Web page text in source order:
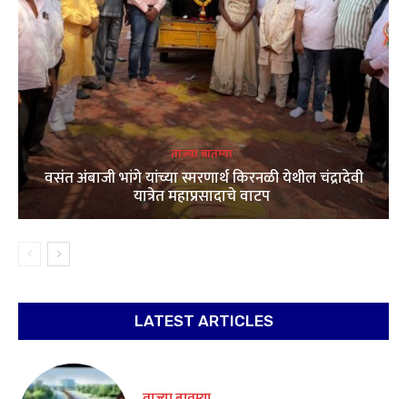
ताज्या बातम्या
वसंत अंबाजी भांगे यांच्या स्मरणार्थ किरनळी येथील चंद्रादेवी
यात्रेत महाप्रसादाचे वाटप
LATEST ARTICLES